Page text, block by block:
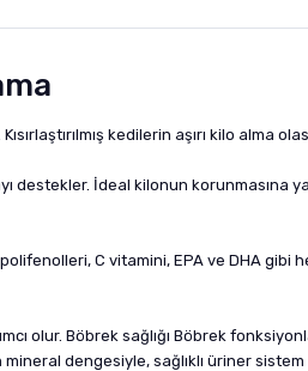
kedilerin aşırı kilo alma
destekler. İdeal kilonun korunmasına
C vitamini, EPA ve DHA
olur. Böbrek sağlığı Böbrek
dengesiyle, sağlıklı üriner sistem